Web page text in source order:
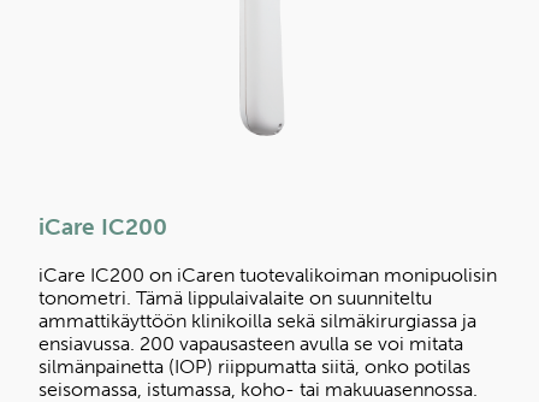
iCare IC200
iCare IC200 on iCaren tuotevalikoiman monipuolisin
tonometri. Tämä lippulaivalaite on suunniteltu
ammattikäyttöön klinikoilla sekä silmäkirurgiassa ja
ensiavussa. 200 vapausasteen avulla se voi mitata
silmänpainetta (IOP) riippumatta siitä, onko potilas
seisomassa, istumassa, koho- tai makuuasennossa.